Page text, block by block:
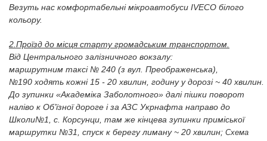
Везуть нас комфортабельні мікроавтобуси IVECO білого
кольору.
2.Проїзд до місця старту громадським транспортом.
Від Центрального залізничного вокзалу:
маршрутним таксі № 240 (з вул. Преображенська),
№190 ходять кожні 15 - 20 хвилин, годину у дорозі ~ 40 хвилин.
До зупинки «Академіка Заболотного» далі пішки поворот
наліво к Об’їзної дороге і за АЗС Укрнафта направо до
Школи№1, с. Корсунци, там же кінцева зупинки приміської
маршрутки №31, спуск к берегу лиману ~ 20 хвилин; Схема